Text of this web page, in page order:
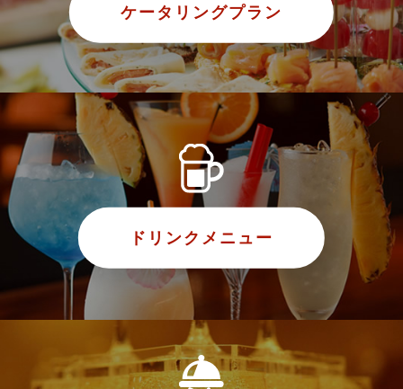
ケータリングプラン
ドリンクメニュー